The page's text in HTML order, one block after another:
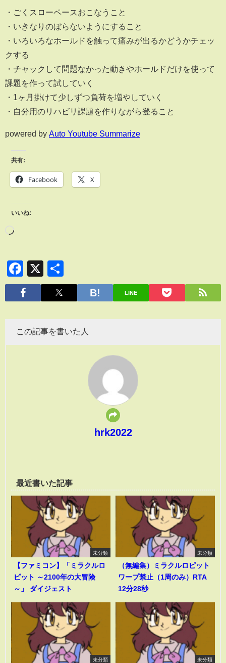
・ごくスローペースおこなうこと
・いきなりのぼらないようにすること
・いろいろなホールドを触って痛みが出るかどうかチェッ
クする
・チャックして問題なかった動きやホールドだけを使って
課題を作って試していく
・1ヶ月掛けて少しずつ負荷を増やしていく
・自分用のリハビリ課題を作りながら登ること
powered by Auto Youtube Summarize
共有:
Facebook X
いいね:
Facebook
X
有
LINE
この記事を書いた人
hrk2022
最近書いた記事
未分類
【ファミコン】「ミラクルロ
ピット ～2100年の大冒険
～」 ダイジェスト
未分類
（無編集）ミラクルロピット
ワープ禁止（1周のみ）RTA
12分28秒
未分類 未分類